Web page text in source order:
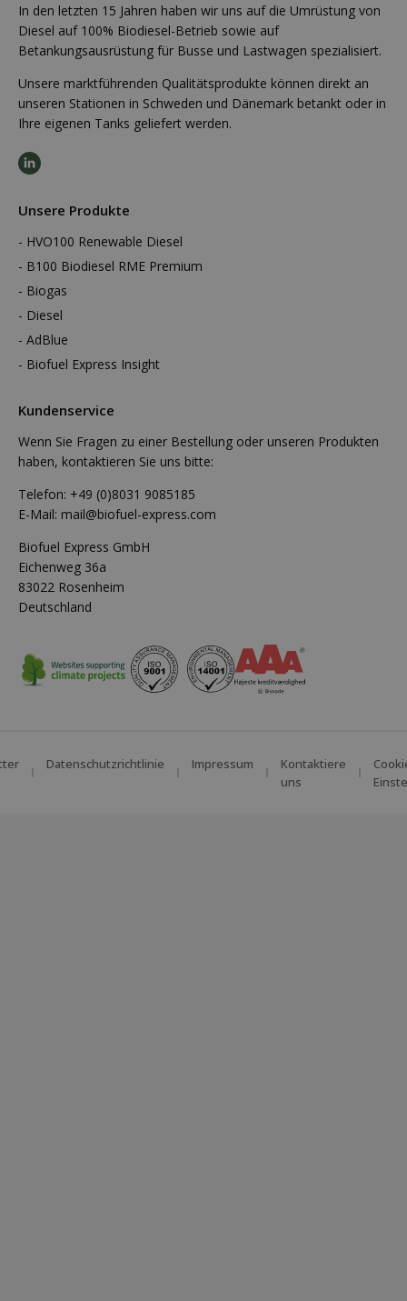
In den letzten 15 Jahren haben wir uns auf die Umrüstung von
Diesel auf 100% Biodiesel-Betrieb sowie auf
Betankungsausrüstung für Busse und Lastwagen spezialisiert.
Unsere marktführenden Qualitätsprodukte können direkt an
unseren Stationen in Schweden und Dänemark betankt oder in
Ihre eigenen Tanks geliefert werden.
Unsere Produkte
HVO100 Renewable Diesel
B100 Biodiesel RME Premium
Biogas
Diesel
AdBlue
Biofuel Express Insight
Kundenservice
Wenn Sie Fragen zu einer Bestellung oder unseren Produkten
haben, kontaktieren Sie uns bitte:
Telefon: +49 (0)8031 9085185
E-Mail: mail@biofuel-express.com
Biofuel Express GmbH
Eichenweg 36a
83022 Rosenheim
Deutschland
Datenschutzrichtlinie Impressum
Kontaktiere
uns